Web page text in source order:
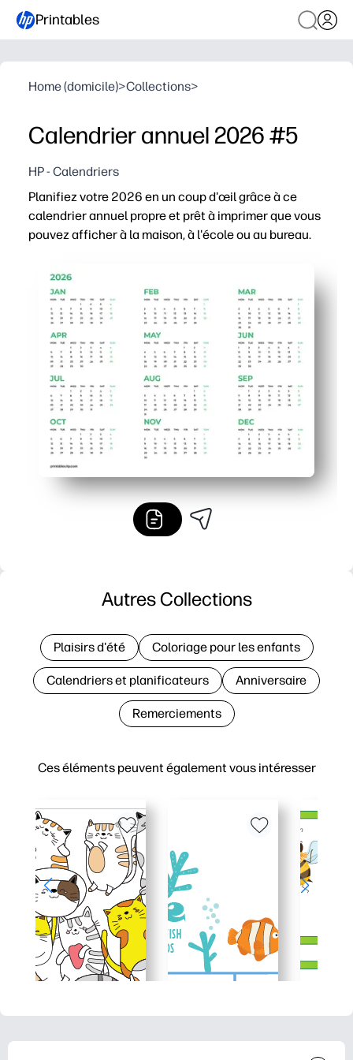
Printables
Home (domicile)>Collections>
Calendrier annuel 2026 #5
HP - Calendriers
Planifiez votre 2026 en un coup d'œil grâce à ce
calendrier annuel propre et prêt à imprimer que vous
pouvez afficher à la maison, à l'école ou au bureau.
Instantané, sans préparation : imprimez en quelques
La vue d'ensemble de l'année vous aide à repérer
La conception minimale et facile à lire permet aux
Taille polyvalente - accrocher au réfrigérateur,
Ces éléments peuvent également vous intéresser
Autres Collections
Plaisirs d'été Coloriage pour les enfants
Calendriers et planificateurs Anniversaire
Remerciements